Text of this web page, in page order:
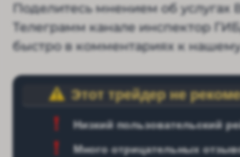
Поделитесь мнением об услугах
Телеграмм канале инспектор
быстро в комментариях к
Этот трейдер не
Низкий пользовательский
Много отрицательных